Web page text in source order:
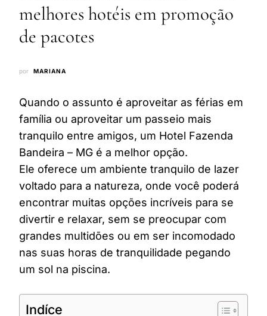
melhores hotéis em promoção
de pacotes
por MARIANA
Quando o assunto é aproveitar as férias em
família ou aproveitar um passeio mais
tranquilo entre amigos, um Hotel Fazenda
Bandeira – MG é a melhor opção.
Ele oferece um ambiente tranquilo de lazer
voltado para a natureza, onde você poderá
encontrar muitas opções incríveis para se
divertir e relaxar, sem se preocupar com
grandes multidões ou em ser incomodado
nas suas horas de tranquilidade pegando
um sol na piscina.
Indíce